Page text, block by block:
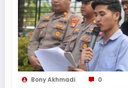
Bony Akhmadi 0